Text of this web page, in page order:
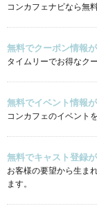
コンカフェナビなら無
無料でクーポン情報
タイムリーでお得なク
無料でイベント情報
コンカフェのイベント
無料でキャスト登録
お客様の要望から生ま
ます。